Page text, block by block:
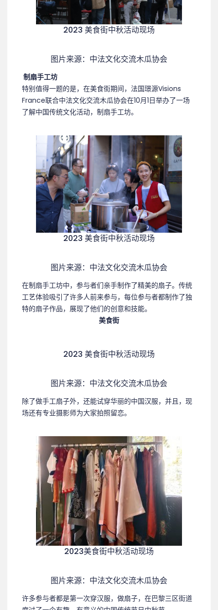
2023 美食街中秋活动现场
图片来源：中法文化交流木瓜协会
制扇手工坊
特别值得一题的是，在美食街期间，法国璟源Visions
France联合中法文化交流木瓜协会在10月1日举办了一场
了解中国传统文化活动，制扇手工坊。
2023 美食街中秋活动现场
图片来源：中法文化交流木瓜协会
在制扇手工坊中，参与者们亲手制作了精美的扇子。传统
工艺体验吸引了许多人前来参与，每位参与者都制作了独
特的扇子作品，展现了他们的创意和技能。
美食街
2023 美食街中秋活动现场
图片来源：中法文化交流木瓜协会
除了做手工扇子外，还能试穿华丽的中国汉服，并且，现
场还有专业摄影师为大家拍照留恋。
2023美食街中秋活动现场
图片来源：中法文化交流木瓜协会
许多参与者都是第一次穿汉服，做扇子，在巴黎三区街道